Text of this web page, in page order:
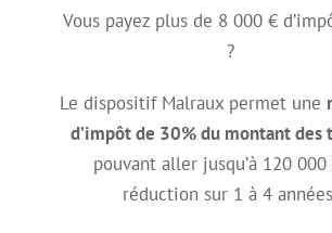
Vous payez plus de 8 000 €
?
Le dispositif Malraux permet une
d’impôt de 30% du montant des
pouvant aller jusqu’à 120 000
réduction sur 1 à 4